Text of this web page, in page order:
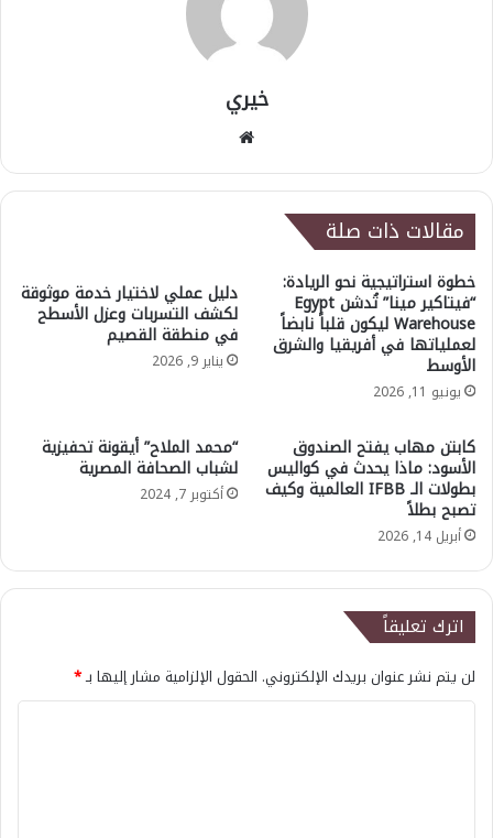
خيري
مقالات ذات صلة
خطوة استراتيجية نحو الريادة:
“فيتاكير مينا” تُدشن Egypt
Warehouse ليكون قلباً نابضاً
لعملياتها في أفريقيا والشرق
الأوسط
يونيو 11, 2026
دليل عملي لاختيار خدمة موثوقة
لكشف التسربات وعزل الأسطح
في منطقة القصيم
يناير 9, 2026
كابتن مهاب يفتح الصندوق
الأسود: ماذا يحدث في كواليس
بطولات الـ IFBB العالمية وكيف
تصبح بطلاً
أبريل 14, 2026
“محمد الملاح” أيقونة تحفيزية
لشباب الصحافة المصرية
أكتوبر 7, 2024
اترك تعليقاً
لن يتم نشر عنوان بريدك الإلكتروني. الحقول الإلزامية مشار إليها بـ*